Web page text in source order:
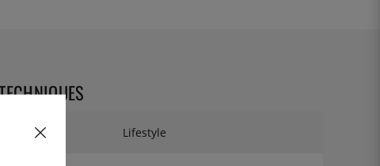
Lifestyle